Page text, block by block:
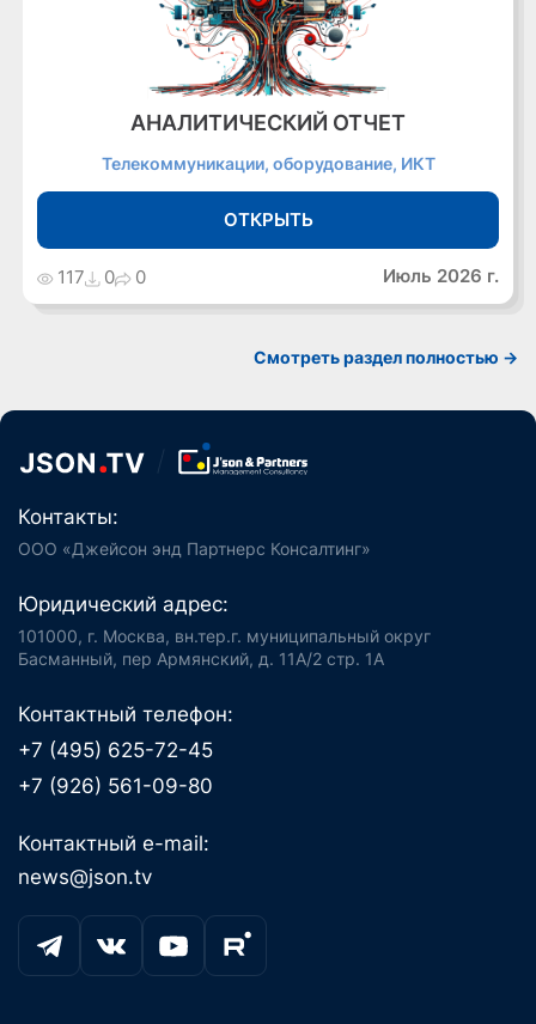
АНАЛИТИЧЕСКИЙ ОТЧЕТ
Телекоммуникации, оборудование, ИКТ
ОТКРЫТЬ
117 0 0 Июль 2026 г.
Cмотреть раздел полностью ->
Контакты:
ООО «Джейсон энд Партнерс Консалтинг»
Юридический адрес:
101000, г. Москва, вн.тер.г. муниципальный округ
Басманный, пер Армянский, д. 11А/2 стр. 1А
Контактный телефон:
+7 (495) 625-72-45
+7 (926) 561-09-80
Контактный e-mail:
news@json.tv